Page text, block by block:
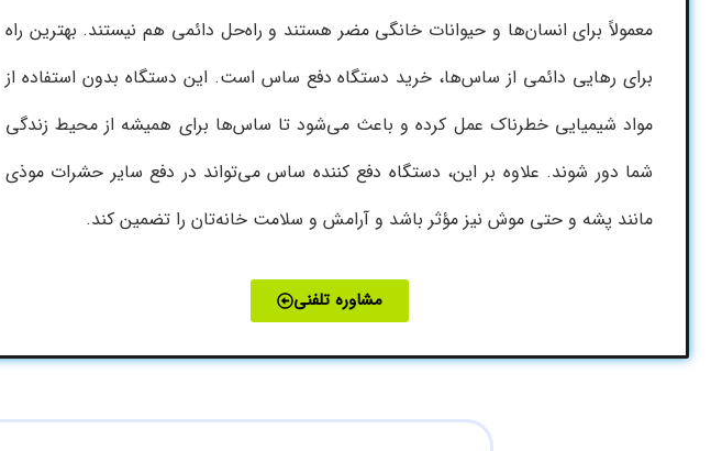
معمولاً برای انسان‌ها و حیوانات خانگی مضر هستند و راه‌حل دائمی هم نیستند. بهترین راه
برای رهایی دائمی از ساس‌ها، خرید دستگاه دفع ساس است. این دستگاه بدون استفاده از
مواد شیمیایی خطرناک عمل کرده و باعث می‌شود تا ساس‌ها برای همیشه از محیط زندگی
شما دور شوند. علاوه بر این، دستگاه دفع کننده ساس می‌تواند در دفع سایر حشرات موذی
مانند پشه و حتی موش نیز مؤثر باشد و آرامش و سلامت خانه‌تان را تضمین کند.
مشاوره تلفنی